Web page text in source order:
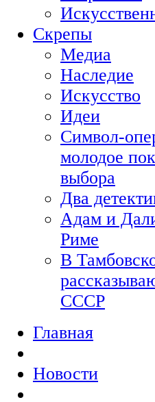
Скрепы
Медиа
Наследие
Искусство
Идеи
Символ-
молодое
выбора
Два
Адам и
Риме
В
СССР
Главная
Новости